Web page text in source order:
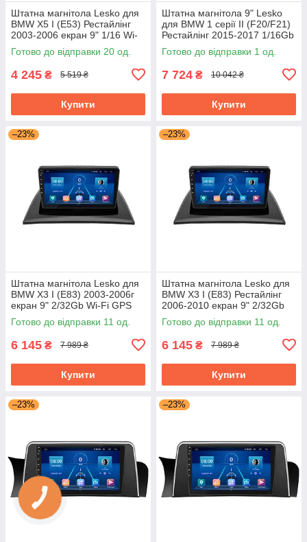
Штатна магнітола Lesko для
BMW X5 I (E53) Рестайлінг
2003-2006 екран 9" 1/16 Wi-
Fi Base GPS Android БМВ
Готово до відправки 20 од.
4 245 ₴ 5 519 ₴
Купити
Штатна магнітола 9" Lesko
для BMW 1 серії II (F20/F21)
Рестайлінг 2015-2017 1/16Gb
Wi-Fi GPS Base БМВ
Готово до відправки 1 од.
7 724 ₴ 10 042 ₴
Купити
–23%
Штатна магнітола Lesko для
BMW X3 I (E83) 2003-2006г
екран 9" 2/32Gb Wi-Fi GPS
Base БМВ
Готово до відправки 11 од.
6 145 ₴ 7 989 ₴
Купити
–23%
Штатна магнітола Lesko для
BMW X3 I (E83) Рестайлінг
2006-2010 екран 9" 2/32Gb
Wi-Fi GPS Base БМВ
Готово до відправки 11 од.
6 145 ₴ 7 989 ₴
Купити
–23% –23%